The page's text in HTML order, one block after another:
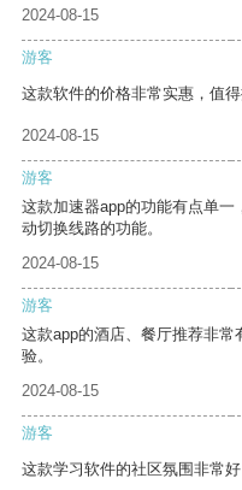
2024-08-15
游客
这款软件的价格非常实惠，值得
2024-08-15
游客
这款加速器app的功能有点单一
动切换线路的功能。
2024-08-15
游客
这款app的酒店、餐厅推荐非
验。
2024-08-15
游客
这款学习软件的社区氛围非常